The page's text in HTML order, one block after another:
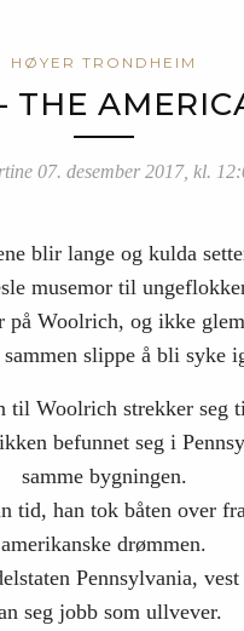
HØYER TRONDHEIM
THE
07. desember 2017, kl.
blir lange og kulda
musemor til
på Woolrich, og ikke
slippe å bli syke
Woolrich strekker seg
befunnet seg i
samme bygningen.
tid, han tok båten over
amerikanske drømmen.
Pennsylvania,
seg jobb som ullvever.